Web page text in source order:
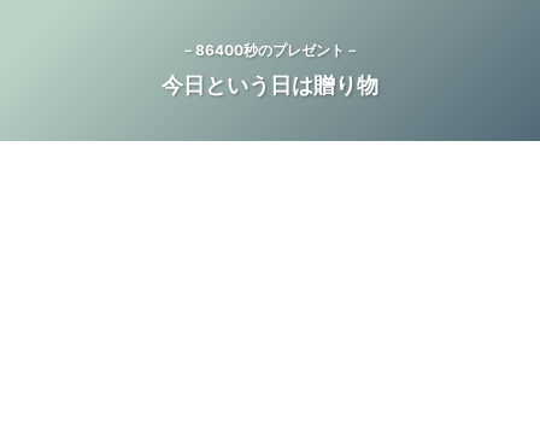
－86400秒のプレゼント－
今日という日は贈り物